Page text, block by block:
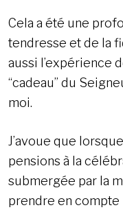
Cela a été une
tendresse et de la
aussi l’expérience
“cadeau” du
moi.
J’avoue que
pensions à la
submergée par la
prendre en compte